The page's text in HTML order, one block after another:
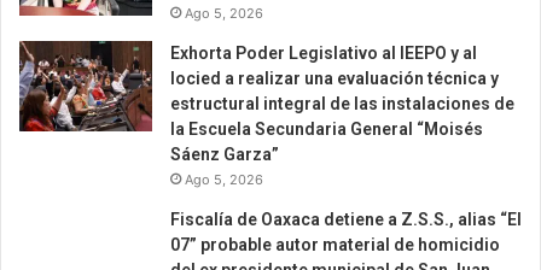
Ago 5, 2026
Exhorta Poder Legislativo al IEEPO y al
Iocied a realizar una evaluación técnica y
estructural integral de las instalaciones de
la Escuela Secundaria General “Moisés
Sáenz Garza”
Ago 5, 2026
Fiscalía de Oaxaca detiene a Z.S.S., alias “El
07” probable autor material de homicidio